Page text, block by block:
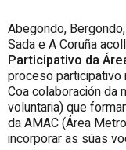
Abegondo,
Sada e A Coruña
Participativo da
proceso participativo
Coa colaboración da
voluntaria) que
da AMAC (Área
incorporar as súas